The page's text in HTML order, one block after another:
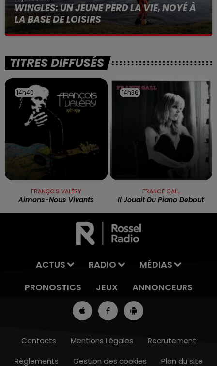
7h00 - 10h00
WINGLES: UN JEUNE PERD LA VIE, NOYÉ À
LA BASE DE LOISIRS
La victime a coulé à pic
TITRES DIFFUSÉS
14h40
14h40
FRANÇOIS VALÉRY
Aimons-Nous Vivants
14h36
14h36
FRANCE GALL
Il Jouait Du Piano Debout
ACTUS RADIO
MÉDIAS
PRONOSTICS
JEUX ANNONCEURS
Contacts Mentions Légales
Recrutement
Règlements
Gestion des cookies Plan du site